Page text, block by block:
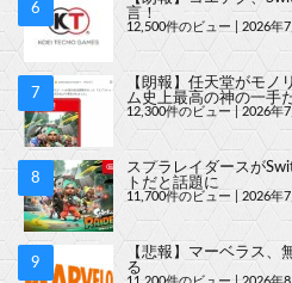
言！
12,500件のビュー 2026年
【朗報】任天堂がモノ
ム史上最高の神の一手
12,300件のビュー | 2026年
スプラレイダースが
トだと話題に
11,700件のビュー 2026年
【悲報】マーベラス
る